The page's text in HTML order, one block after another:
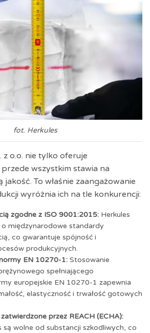
fot. Herkules
z o.o. nie tylko oferuje
wszystkim stawia na
To właśnie zaangażowanie
wyróżnia ich na tle konkurencji:
zgodne z ISO 9001:2015: Herkules
międzynarodowe standardy
co gwarantuje spójność i
produkcyjnych.
EN 10270-1: Stosowanie
spełniającego
europejskie EN 10270-1 zapewnia
elastyczność i trwałość gotowych
przez REACH (ECHA):
są wolne od substancji szkodliwych, co